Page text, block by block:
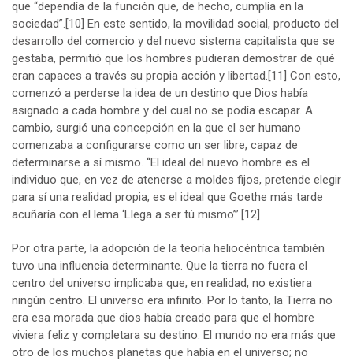
que “dependía de la función que, de hecho, cumplía en la
sociedad”.[10] En este sentido, la movilidad social, producto del
desarrollo del comercio y del nuevo sistema capitalista que se
gestaba, permitió que los hombres pudieran demostrar de qué
eran capaces a través su propia acción y libertad.[11] Con esto,
comenzó a perderse la idea de un destino que Dios había
asignado a cada hombre y del cual no se podía escapar. A
cambio, surgió una concepción en la que el ser humano
comenzaba a configurarse como un ser libre, capaz de
determinarse a sí mismo. “El ideal del nuevo hombre es el
individuo que, en vez de atenerse a moldes fijos, pretende elegir
para sí una realidad propia; es el ideal que Goethe más tarde
acuñaría con el lema ‘Llega a ser tú mismo’”.[12]
Por otra parte, la adopción de la teoría heliocéntrica también
tuvo una influencia determinante. Que la tierra no fuera el
centro del universo implicaba que, en realidad, no existiera
ningún centro. El universo era infinito. Por lo tanto, la Tierra no
era esa morada que dios había creado para que el hombre
viviera feliz y completara su destino. El mundo no era más que
otro de los muchos planetas que había en el universo; no